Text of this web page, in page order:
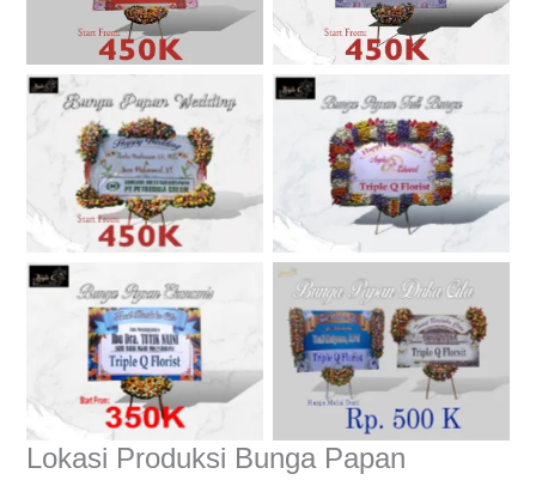
Karangan Bunga Papan
Surabaya
Karangan Bunga Papan
Surabaya
Karangan Bunga Papan
Surabaya
Karangan Bunga Papan
Surabaya
Lokasi Produksi Bunga Papan